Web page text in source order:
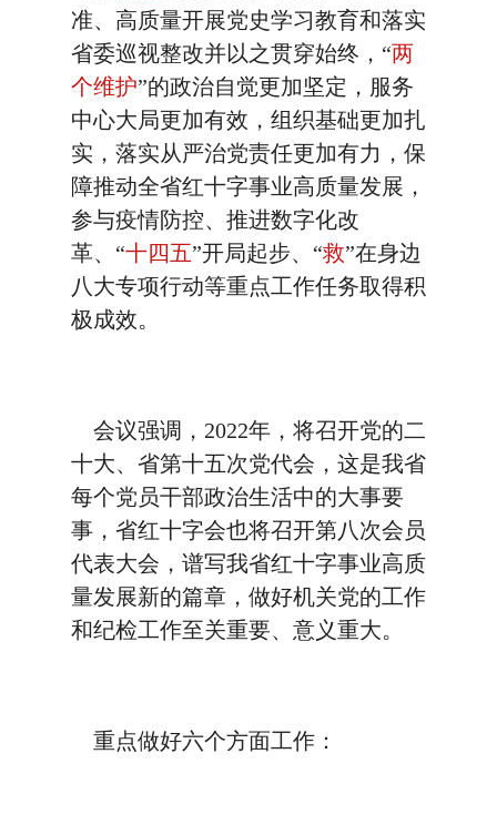
准、高质量开展党史学习教育和落实
省委巡视整改并以之贯穿始终，“两
个维护”的政治自觉更加坚定，服务
中心大局更加有效，组织基础更加扎
实，落实从严治党责任更加有力，保
障推动全省红十字事业高质量发展，
参与疫情防控、推进数字化改
革、“十四五”开局起步、“救”在身边
八大专项行动等重点工作任务取得积
极成效。
会议强调，2022年，将召开党的二
十大、省第十五次党代会，这是我省
每个党员干部政治生活中的大事要
事，省红十字会也将召开第八次会员
代表大会，谱写我省红十字事业高质
量发展新的篇章，做好机关党的工作
和纪检工作至关重要、意义重大。
重点做好六个方面工作：